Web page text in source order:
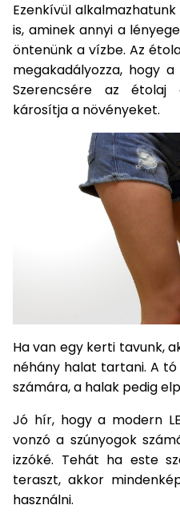
Szivattyú
Magasnyomású
mosó
Seprőgép
Hómaró
Növényápolási
Permetező
Üvegház
melegház
Komposztáló
Kézi
Ezenkívül
is, aminek annyi a
öntenünk a vízbe. Az
megakadályozza, hogy
Szerencsére az
károsítja a növényeket.
Ha van egy kerti tavunk,
néhány halat tartani. A
számára, a halak pedig
Jó hír, hogy a modern
vonzó a szúnyogok
izzóké. Tehát ha este
teraszt, akkor
használni.